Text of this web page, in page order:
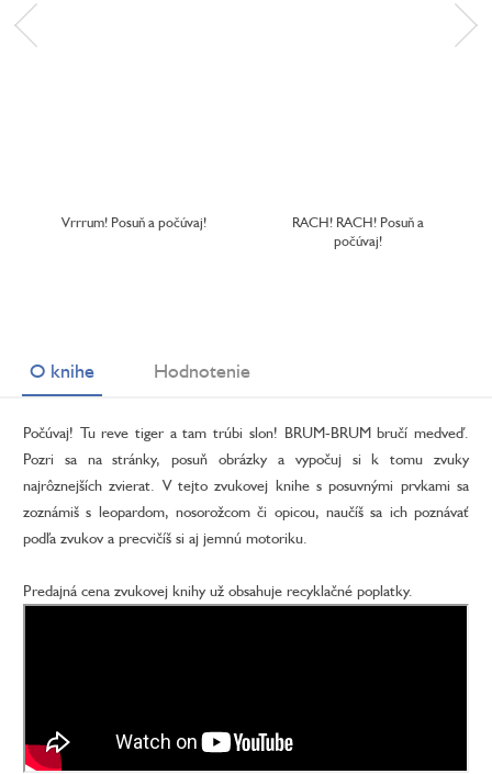
Vrrrum! Posuň a počúvaj!
RACH! RACH! Posuň a
počúvaj!
O knihe Hodnotenie
Počúvaj! Tu reve tiger a tam trúbi slon! BRUM-BRUM bručí medveď.
Pozri sa na stránky, posuň obrázky a vypočuj si k tomu zvuky
najrôznejších zvierat. V tejto zvukovej knihe s posuvnými prvkami sa
zoznámiš s leopardom, nosorožcom či opicou, naučíš sa ich poznávať
podľa zvukov a precvičíš si aj jemnú motoriku.
Predajná cena zvukovej knihy už obsahuje recyklačné poplatky.